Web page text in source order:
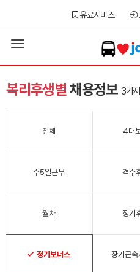
유료서비스
Toggle
navigation
복리후생별채용정보 3가
전체 4대
주5일근무 격주
월차 정기
정기보너스 장기근